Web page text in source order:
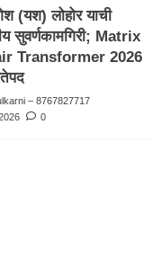
(यश) लोहोर याची
सुवर्णकामगिरी; Matrix
Transformer 2026
– 8767827717
0